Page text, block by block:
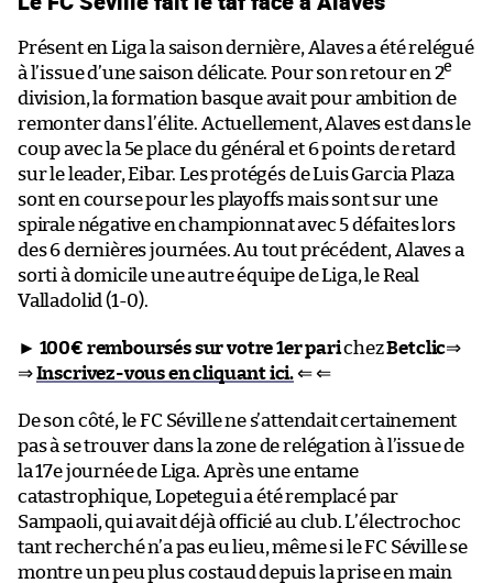
Présent en Liga la saison dernière, Alaves a été relégué
à l’issue d’une saison délicate. Pour son retour en 2e
division, la formation basque avait pour ambition de
remonter dans l’élite. Actuellement, Alaves est dans le
coup avec la 5e place du général et 6 points de retard
sur le leader, Eibar. Les protégés de Luis Garcia Plaza
sont en course pour les playoffs mais sont sur une
spirale négative en championnat avec 5 défaites lors
des 6 dernières journées. Au tout précédent, Alaves a
sorti à domicile une autre équipe de Liga, le Real
Valladolid (1-0).
► 100€ remboursés sur votre 1er parichezBetclic⇒
⇒Inscrivez-vous en cliquant ici.⇐ ⇐
De son côté, le FC Séville ne s’attendait certainement
pas à se trouver dans la zone de relégation à l’issue de
la 17e journée de Liga. Après une entame
catastrophique, Lopetegui a été remplacé par
Sampaoli, qui avait déjà officié au club. L’électrochoc
tant recherché n’a pas eu lieu, même si le FC Séville se
montre un peu plus costaud depuis la prise en main